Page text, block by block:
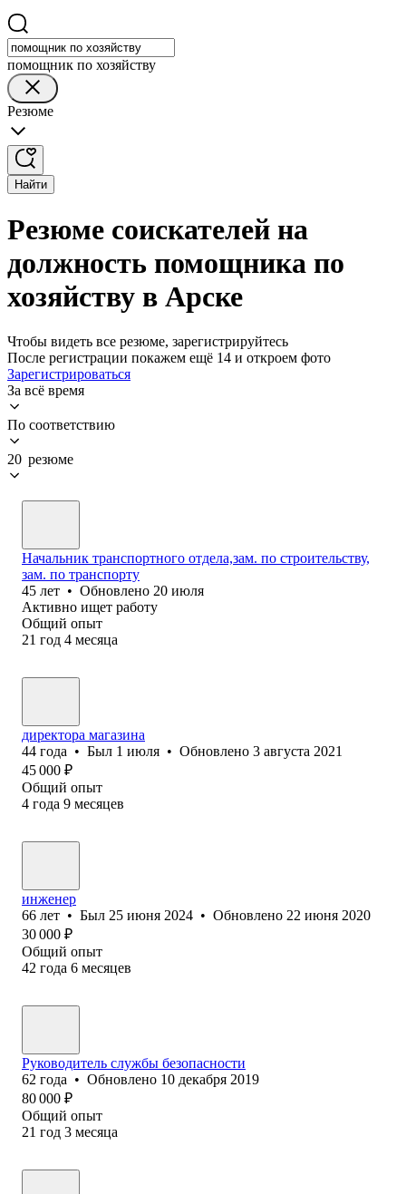
помощник по хозяйству
Резюме
Найти
Резюме соискателей на
должность помощника по
хозяйству в Арске
Чтобы видеть все резюме, зарегистрируйтесь
После регистрации покажем ещё 14 и откроем фото
Зарегистрироваться
За всё время
По соответствию
20 резюме
Начальник транспортного отдела,зам. по строительству,
зам. по транспорту
45 лет • Обновлено 20 июля
Активно ищет работу
Общий опыт
21 год 4 месяца
директора магазина
44 года • Был 1 июля • Обновлено 3 августа 2021
45 000 ₽
Общий опыт
4 года 9 месяцев
инженер
66 лет • Был 25 июня 2024 • Обновлено 22 июня 2020
30 000 ₽
Общий опыт
42 года 6 месяцев
Руководитель службы безопасности
62 года • Обновлено 10 декабря 2019
80 000 ₽
Общий опыт
21 год 3 месяца